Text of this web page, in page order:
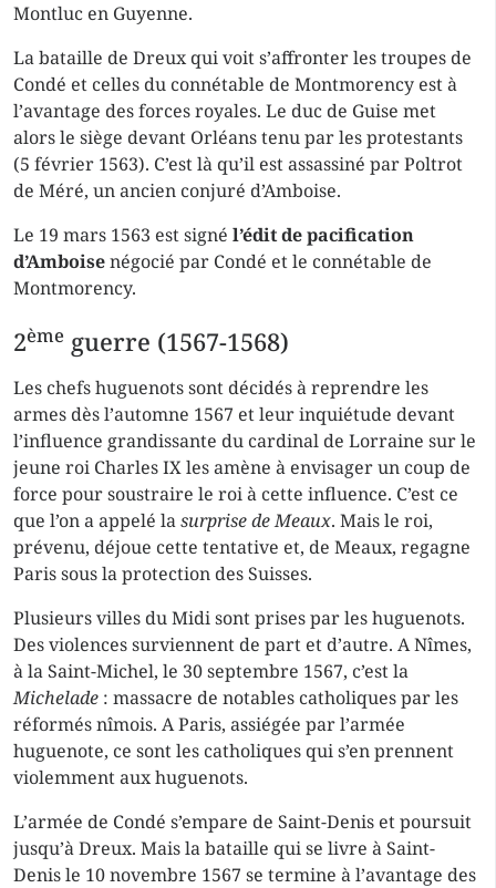
Montluc en Guyenne.
La bataille de Dreux qui voit s’affronter les troupes de
Condé et celles du connétable de Montmorency est à
l’avantage des forces royales. Le duc de Guise met
alors le siège devant Orléans tenu par les protestants
(5 février 1563). C’est là qu’il est assassiné par Poltrot
de Méré, un ancien conjuré d’Amboise.
Le 19 mars 1563 est signé l’édit de pacification
d’Amboisenégocié par Condé et le connétable de
Montmorency.
2ème guerre (1567-1568)
Les chefs huguenots sont décidés à reprendre les
armes dès l’automne 1567 et leur inquiétude devant
l’influence grandissante du cardinal de Lorraine sur le
jeune roi Charles IX les amène à envisager un coup de
force pour soustraire le roi à cette influence. C’est ce
que l’on a appelé lasurprise de Meaux. Mais le roi,
prévenu, déjoue cette tentative et, de Meaux, regagne
Paris sous la protection des Suisses.
Plusieurs villes du Midi sont prises par les huguenots.
Des violences surviennent de part et d’autre. A Nîmes,
à la Saint-Michel, le 30 septembre 1567, c’est la
Michelade : massacre de notables catholiques par les
réformés nîmois. A Paris, assiégée par l’armée
huguenote, ce sont les catholiques qui s’en prennent
violemment aux huguenots.
L’armée de Condé s’empare de Saint-Denis et poursuit
jusqu’à Dreux. Mais la bataille qui se livre à Saint-
Denis le 10 novembre 1567 se termine à l’avantage des